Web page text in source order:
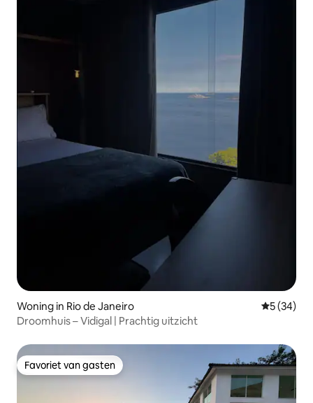
Woning in Rio de Janeiro
5 (34)
Droomhuis – Vidigal | Prachtig uitzicht
Favoriet van gasten
Favoriet van gasten